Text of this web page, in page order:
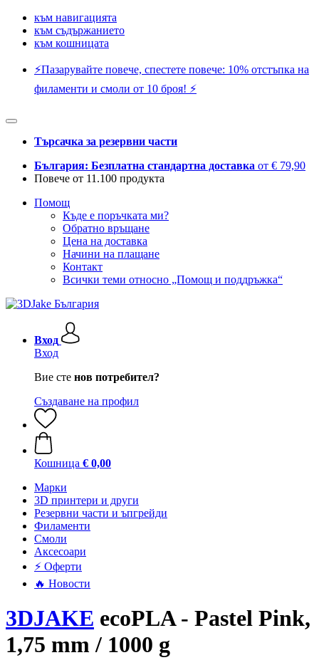
към навигацията
към съдържанието
към кошницата
⚡️Пазарувайте повече, спестете повече: 10% отстъпка на
филаменти и смоли от 10 броя! ⚡️
Търсачка за резервни части
България: Безплатна стандартна доставка от € 79,90
Повече от 11.100 продукта
Помощ
Къде е поръчката ми?
Обратно връщане
Цена на доставка
Начини на плащане
Контакт
Всички теми относно „Помощ и поддръжка“
Вход
Вход
Вие сте нов потребител?
Създаване на профил
Кошница € 0,00
Mарки
3D принтери и други
Резервни части и ъпгрейди
Филаменти
Смоли
Аксесоари
⚡ Оферти
🔥 Новости
3DJAKE ecoPLA - Pastel Pink,
1,75 mm / 1000 g